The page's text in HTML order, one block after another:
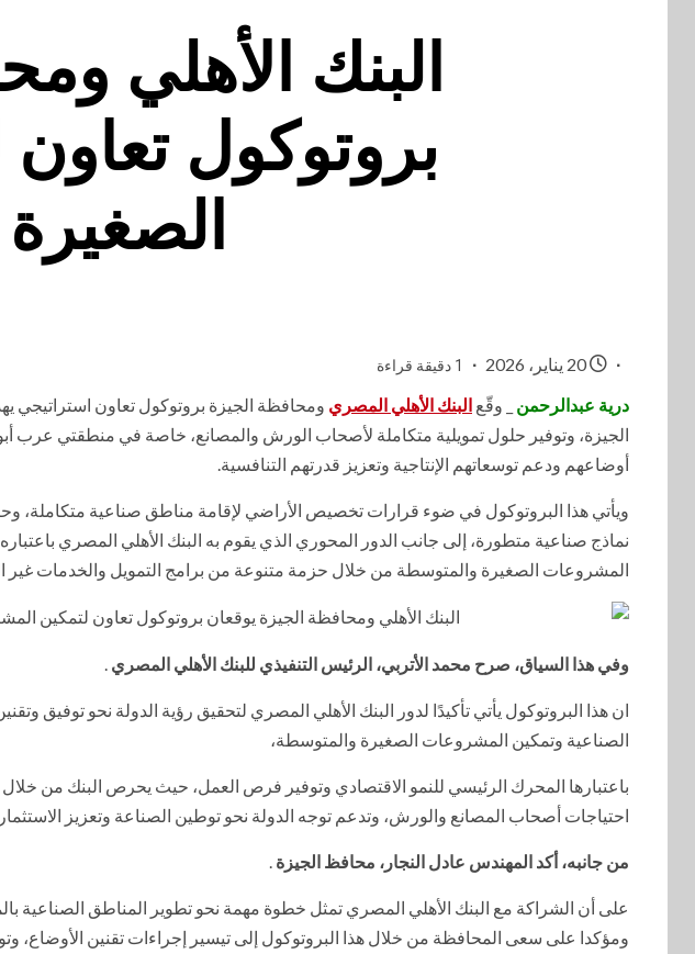
البنك الأهلي
بروتوكول
1 دقيقة قراءة
درية عبدالرحمن _ وقّع البنك الأهلي المصري ومحافظة الجيزة بروتوكول تعاون استراتيجي
الجيزة، وتوفير حلول تمويلية متكاملة لأصحاب الورش والمصانع، خاصة في منطقتي عرب
أوضاعهم ودعم توسعاتهم الإنتاجية وتعزيز قدرتهم التنافسية.
ويأتي هذا البروتوكول في ضوء قرارات تخصيص الأراضي لإقامة مناطق صناعية متكاملة،
نماذج صناعية متطورة، إلى جانب الدور المحوري الذي يقوم به البنك الأهلي المصري
المشروعات الصغيرة والمتوسطة من خلال حزمة متنوعة من برامج التمويل والخدمات غير
وفي هذا السياق، صرح محمد الأتربي، الرئيس التنفيذي للبنك الأهلي المصري .
ان هذا البروتوكول يأتي تأكيدًا لدور البنك الأهلي المصري لتحقيق رؤية الدولة نحو توفيق
الصناعية وتمكين المشروعات الصغيرة والمتوسطة،
باعتبارها المحرك الرئيسي للنمو الاقتصادي وتوفير فرص العمل، حيث يحرص البنك من خلال
احتياجات أصحاب المصانع والورش، وتدعم توجه الدولة نحو توطين الصناعة وتعزيز
من جانبه، أكد المهندس عادل النجار، محافظ الجيزة .
على أن الشراكة مع البنك الأهلي المصري تمثل خطوة مهمة نحو تطوير المناطق الصناعية
ومؤكدا على سعى المحافظة من خلال هذا البروتوكول إلى تيسير إجراءات تقنين الأوضاع،